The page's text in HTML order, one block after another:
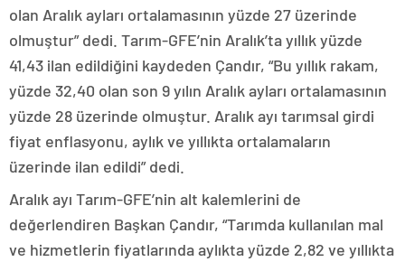
olan Aralık ayları ortalamasının yüzde 27 üzerinde
olmuştur” dedi. Tarım-GFE’nin Aralık’ta yıllık yüzde
41,43 ilan edildiğini kaydeden Çandır, “Bu yıllık rakam,
yüzde 32,40 olan son 9 yılın Aralık ayları ortalamasının
yüzde 28 üzerinde olmuştur. Aralık ayı tarımsal girdi
fiyat enflasyonu, aylık ve yıllıkta ortalamaların
üzerinde ilan edildi” dedi.
Aralık ayı Tarım-GFE’nin alt kalemlerini de
değerlendiren Başkan Çandır, “Tarımda kullanılan mal
ve hizmetlerin fiyatlarında aylıkta yüzde 2,82 ve yıllıkta